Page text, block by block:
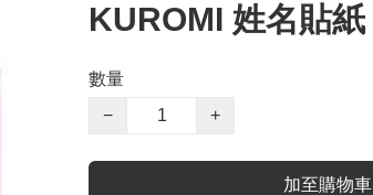
KUROMI 姓名貼紙
數量
−
+
加至購物車